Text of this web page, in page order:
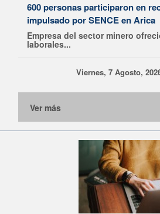
600 personas participaron en
impulsado por SENCE en Arica
Empresa del sector minero
laborales...
Viernes, 7 Agosto,
Ver más